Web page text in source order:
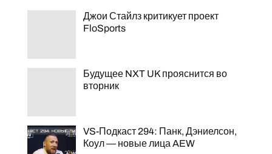
Джои Стайлз критикует проект
FloSports
Будущее NXT UK прояснится во
вторник
VS-Подкаст 294: Панк, Дэниелсон,
Коул — новые лица AEW